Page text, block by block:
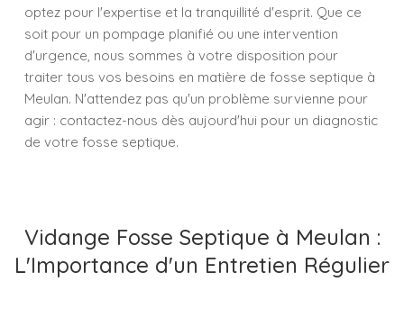
optez pour l'expertise et la tranquillité d'esprit. Que ce
soit pour un pompage planifié ou une intervention
d'urgence, nous sommes à votre disposition pour
traiter tous vos besoins en matière de fosse septique à
Meulan. N'attendez pas qu'un problème survienne pour
agir : contactez-nous dès aujourd'hui pour un diagnostic
de votre fosse septique.
Vidange Fosse Septique à Meulan :
L'Importance d'un Entretien Régulier